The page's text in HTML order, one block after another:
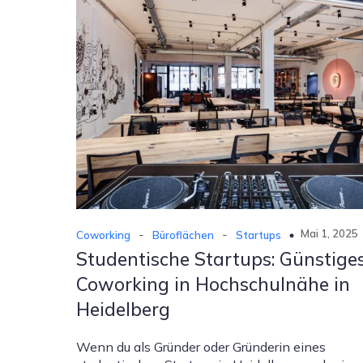
Coworking - Büroflächen - Startups Mai 1, 2025
Studentische Startups:
Coworking in Hochschulnähe in
Heidelberg
Wenn du als Gründer oder Gründerin eines